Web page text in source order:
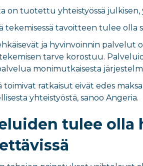
on tuotettu yhteistyössä julkisen,
tekemisessä tavoitteen tulee olla
ja hyvinvoinnin palvelut
tarve korostuu.
monimutkaisesta
toimivat ratkaisut eivät edes
yhteistyöstä, sanoo Angeria.
tulee olla